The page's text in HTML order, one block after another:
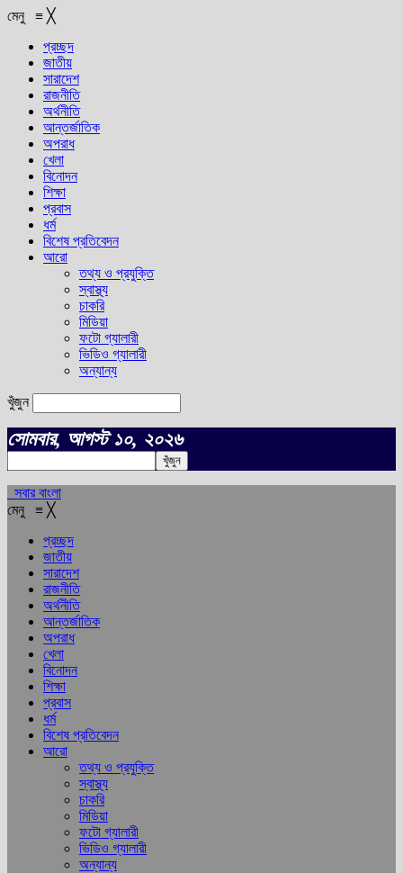
মেনু ≡ ╳
প্রচ্ছদ
জাতীয়
সারাদেশ
রাজনীতি
অর্থনীতি
আন্তর্জাতিক
অপরাধ
খেলা
বিনোদন
শিক্ষা
প্রবাস
ধর্ম
বিশেষ প্রতিবেদন
আরো
তথ্য ও প্রযুক্তি
স্বাস্থ্য
চাকরি
মিডিয়া
ফটো গ্যালারী
ভিডিও গ্যালারী
অন্যান্য
খুঁজুন
সোমবার, আগস্ট ১০, ২০২৬
সবার বাংলা
মেনু ≡ ╳
প্রচ্ছদ
জাতীয়
সারাদেশ
রাজনীতি
অর্থনীতি
আন্তর্জাতিক
অপরাধ
খেলা
বিনোদন
শিক্ষা
প্রবাস
ধর্ম
বিশেষ প্রতিবেদন
আরো
তথ্য ও প্রযুক্তি
স্বাস্থ্য
চাকরি
মিডিয়া
ফটো গ্যালারী
ভিডিও গ্যালারী
অন্যান্য